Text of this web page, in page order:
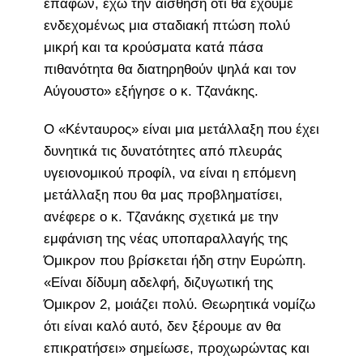
επαφών, έχω την αίσθηση ότι θα έχουμε
ενδεχομένως μια σταδιακή πτώση πολύ
μικρή και τα κρούσματα κατά πάσα
πιθανότητα θα διατηρηθούν ψηλά και τον
Αύγουστο» εξήγησε ο κ. Τζανάκης.
Ο «Κένταυρος» είναι μια μετάλλαξη που έχει
δυνητικά τις δυνατότητες από πλευράς
υγειονομικού προφίλ, να είναι η επόμενη
μετάλλαξη που θα μας προβληματίσει,
ανέφερε ο κ. Τζανάκης σχετικά με την
εμφάνιση της νέας υποπαραλλαγής της
Όμικρον που βρίσκεται ήδη στην Ευρώπη.
«Είναι δίδυμη αδελφή, διζυγωτική της
Όμικρον 2, μοιάζει πολύ. Θεωρητικά νομίζω
ότι είναι καλό αυτό, δεν ξέρουμε αν θα
επικρατήσει» σημείωσε, προχωρώντας και